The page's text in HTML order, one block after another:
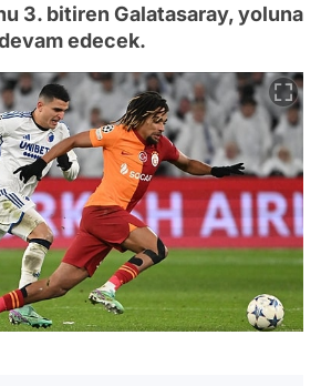
3. bitiren Galatasaray, yoluna
edecek.